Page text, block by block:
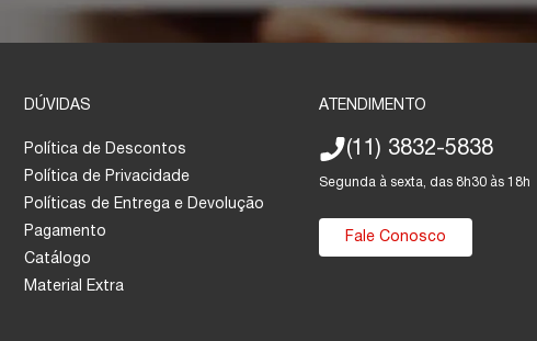
DÚVIDAS
Política de Descontos
Política de Privacidade
Políticas de Entrega e Devolução
Pagamento
Catálogo
Material Extra
ATENDIMENTO
(11) 3832-5838
Segunda à sexta, das 8h30 às 18h
Fale Conosco